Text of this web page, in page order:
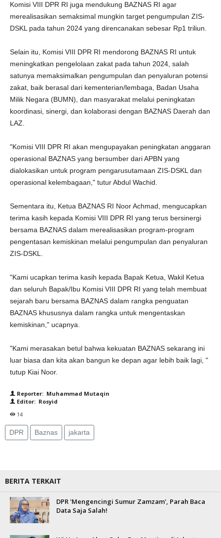
Komisi VIII DPR RI juga mendukung BAZNAS RI agar
merealisasikan semaksimal mungkin target pengumpulan ZIS-
DSKL pada tahun 2024 yang direncanakan sebesar Rp1 triliun.
Selain itu, Komisi VIII DPR RI mendorong BAZNAS RI untuk
meningkatkan pengelolaan zakat pada tahun 2024, salah
satunya memaksimalkan pengumpulan dan penyaluran potensi
zakat, baik berasal dari kementerian/lembaga, Badan Usaha
Milik Negara (BUMN), dan masyarakat melalui peningkatan
koordinasi, sinergi, dan kolaborasi dengan BAZNAS Daerah dan
LAZ.
"Komisi VIII DPR RI akan mengupayakan peningkatan anggaran
operasional BAZNAS yang bersumber dari APBN yang
dialokasikan untuk program pengarusutamaan ZIS-DSKL dan
operasional kelembagaan," tutur Abdul Wachid.
Sementara itu, Ketua BAZNAS RI Noor Achmad, mengucapkan
terima kasih kepada Komisi VIII DPR RI yang terus bersinergi
bersama BAZNAS dalam merealisasikan program-program
pengentasan kemiskinan melalui pengumpulan dan penyaluran
ZIS-DSKL.
"Kami ucapkan terima kasih kepada Bapak Ketua, Wakil Ketua
dan seluruh Bapak/Ibu Komisi VIII DPR RI yang telah membuat
sejarah baru bersama BAZNAS dalam rangka penguatan
BAZNAS khususnya dalam rangka untuk mengentaskan
kemiskinan," ucapnya.
"Kami merasakan betul bahwa kekuatan BAZNAS sekarang ini
luar biasa dan kita akan bangun ke depan agar lebih baik lagi, "
tutup Kiai Noor.
Reporter: Muhammad Mutaqin
Editor: Rosyid
14
DPR Baznas jakarta
BERITA TERKAIT
DPR 'Mengencingi Sumur Zamzam', Parah Baca
Data Saja Salah!